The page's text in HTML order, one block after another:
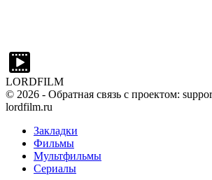
LORDFILM
© 2026 - Обратная связь с проектом:
lordfilm.ru
Закладки
Фильмы
Мультфильмы
Сериалы